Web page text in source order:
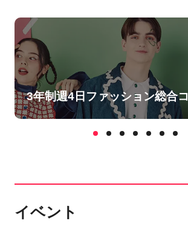
3年制週4日ファッション総合
イベント